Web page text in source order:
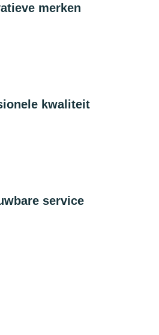
merken
kwaliteit
service